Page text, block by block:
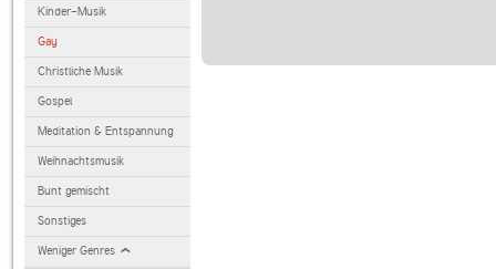
Kinder-Musik
Gay
Christliche Musik
Gospel
Meditation & Entspannung
Weihnachtsmusik
Bunt gemischt
Sonstiges
Weniger Genres